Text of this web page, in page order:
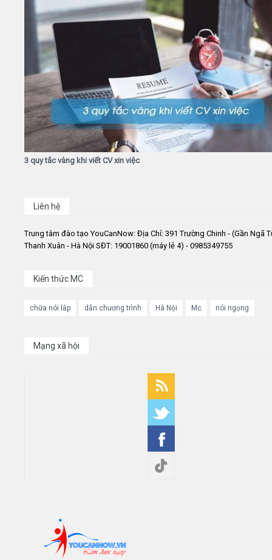
3 quy tắc vàng khi viết CV xin việc
Liên hệ
Trung tâm đào tạo YouCanNow: Địa Chỉ: 391 Trường Chinh - (Gần Ngã
Thanh Xuân - Hà Nội SĐT: 19001860 (máy lẻ 4) - 0985349755
Kiến thức MC
chữa nói lắp dẫn chương trình Hà Nội Mc nói ngọng
Mạng xã hội